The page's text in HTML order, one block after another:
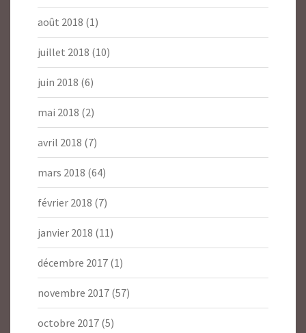
août 2018 (1)
juillet 2018 (10)
juin 2018 (6)
mai 2018 (2)
avril 2018 (7)
mars 2018 (64)
février 2018 (7)
janvier 2018 (11)
décembre 2017 (1)
novembre 2017 (57)
octobre 2017 (5)